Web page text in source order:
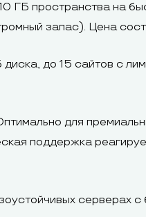
ГБ пространства на
запас). Цена
до 15 сайтов с
для
поддержка